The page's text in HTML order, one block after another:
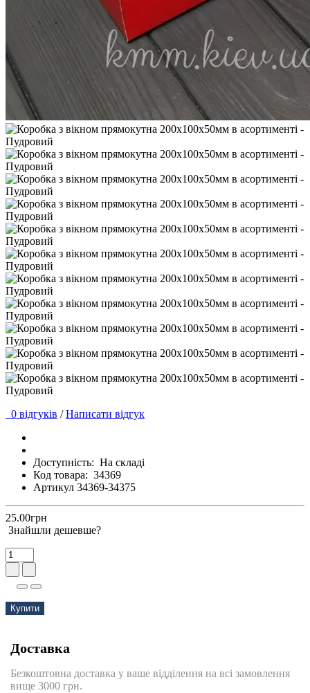
0 відгуків / Написати відгук
Доступність: На складі
Код товара: 34369
Артикул 34369-34375
25.00грн
Знайшли дешевше?
Купити
Доставка
Безкоштовна доставка у ваше відділення на всі замовлення
вище 3000 грн.